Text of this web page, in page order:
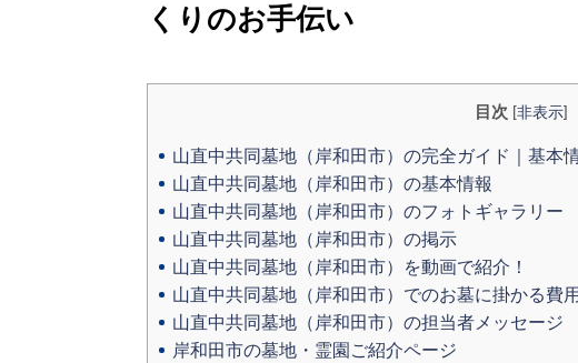
くりのお手伝い
目次 [非表示]
山直中共同墓地（岸和田市）の完全ガイド｜基本
山直中共同墓地（岸和田市）の基本情報
山直中共同墓地（岸和田市）のフォトギャラリー
山直中共同墓地（岸和田市）の掲示
山直中共同墓地（岸和田市）を動画で紹介！
山直中共同墓地（岸和田市）でのお墓に掛かる費
山直中共同墓地（岸和田市）の担当者メッセージ
岸和田市の墓地・霊園ご紹介ページ